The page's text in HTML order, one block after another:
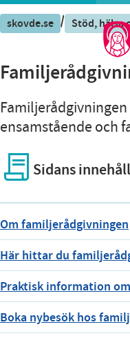
skovde.se / Stöd, hälsa
ensamstående och
Sidans innehåll
Om familjerådgivningen
Här hittar du
Praktisk information
Boka nybesök hos